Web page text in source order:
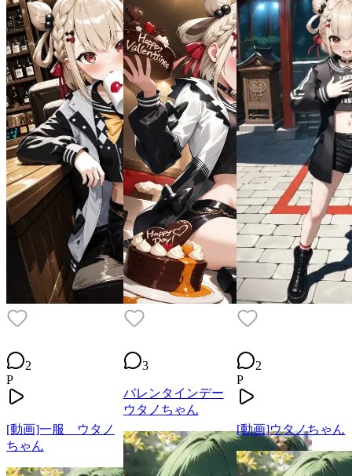
2
P
[動画]一服 ウタノ
ちゃん
3
バレンタインデー
ウタノちゃん
2
P
[動画]ウタノちゃん